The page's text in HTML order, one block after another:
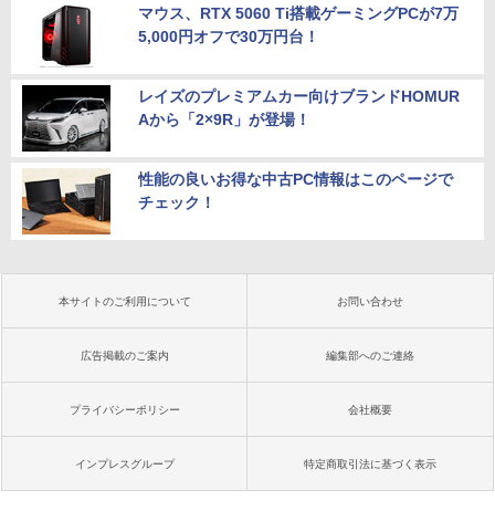
マウス、RTX 5060 Ti搭載ゲーミングPCが7万
5,000円オフで30万円台！
レイズのプレミアムカー向けブランドHOMUR
Aから「2×9R」が登場！
性能の良いお得な中古PC情報はこのページで
チェック！
本サイトのご利用について お問い合わせ
広告掲載のご案内 編集部へのご連絡
プライバシーポリシー 会社概要
インプレスグループ 特定商取引法に基づく表示